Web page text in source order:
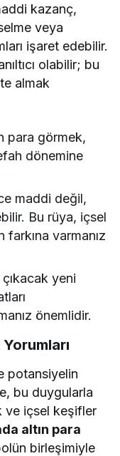
kazanç,
veya
işaret edebilir.
olabilir; bu
almak
para görmek,
dönemine
maddi değil,
Bu rüya, içsel
varmanız
çıkacak yeni
önemlidir.
potansiyelin
bu duygularla
ve içsel keşifler
altın para
birleşimiyle